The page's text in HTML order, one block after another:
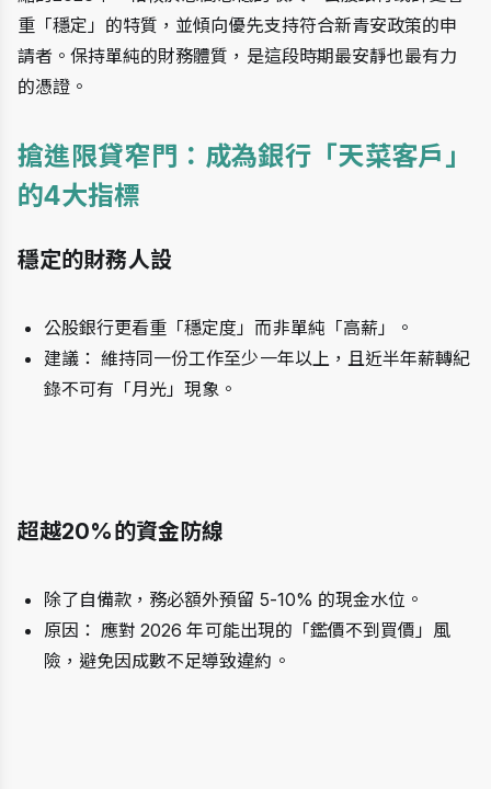
重「穩定」的特質，並傾向優先支持符合新青安政策的申
請者。保持單純的財務體質，是這段時期最安靜也最有力
的憑證。
搶進限貸窄門：成為銀行「天菜客戶」
的4大指標
穩定的財務人設
公股銀行更看重「穩定度」而非單純「高薪」。
建議： 維持同一份工作至少一年以上，且近半年薪轉紀
錄不可有「月光」現象。
超越20%的資金防線
除了自備款，務必額外預留 5-10% 的現金水位。
原因： 應對 2026 年可能出現的「鑑價不到買價」風
險，避免因成數不足導致違約。